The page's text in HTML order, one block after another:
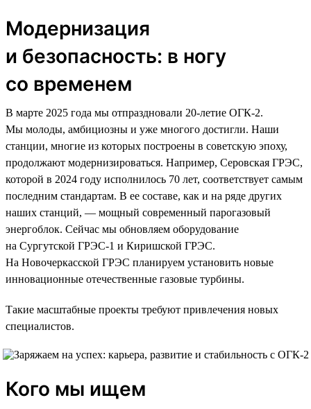
Модернизация
и безопасность: в ногу
со временем
В марте 2025 года мы отпраздновали 20-летие ОГК-2.
Мы молоды, амбициозны и уже многого достигли. Наши
станции, многие из которых построены в советскую эпоху,
продолжают модернизироваться. Например, Серовская ГРЭС,
которой в 2024 году исполнилось 70 лет, соответствует самым
последним стандартам. В ее составе, как и на ряде других
наших станций, — мощный современный парогазовый
энергоблок. Сейчас мы обновляем оборудование
на Сургутской ГРЭС-1 и Киришской ГРЭС.
На Новочеркасской ГРЭС планируем установить новые
инновационные отечественные газовые турбины.
Такие масштабные проекты требуют привлечения новых
специалистов.
Кого мы ищем